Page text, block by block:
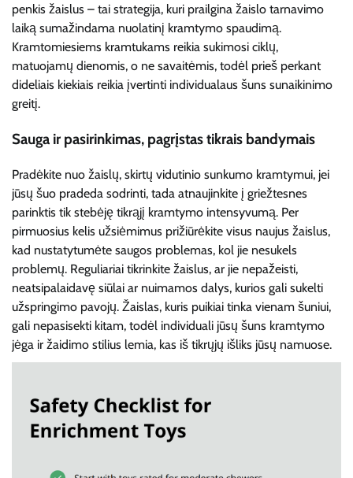
penkis žaislus – tai strategija, kuri prailgina žaislo tarnavimo
laiką sumažindama nuolatinį kramtymo spaudimą.
Kramtomiesiems kramtukams reikia sukimosi ciklų,
matuojamų dienomis, o ne savaitėmis, todėl prieš perkant
dideliais kiekiais reikia įvertinti individualaus šuns sunaikinimo
greitį.
Sauga ir pasirinkimas, pagrįstas tikrais bandymais
Pradėkite nuo žaislų, skirtų vidutinio sunkumo kramtymui, jei
jūsų šuo pradeda sodrinti, tada atnaujinkite į griežtesnes
parinktis tik stebėję tikrąjį kramtymo intensyvumą. Per
pirmuosius kelis užsiėmimus prižiūrėkite visus naujus žaislus,
kad nustatytumėte saugos problemas, kol jie nesukels
problemų. Reguliariai tikrinkite žaislus, ar jie nepažeisti,
neatsipalaidavę siūlai ar nuimamos dalys, kurios gali sukelti
užspringimo pavojų. Žaislas, kuris puikiai tinka vienam šuniui,
gali nepasisekti kitam, todėl individuali jūsų šuns kramtymo
jėga ir žaidimo stilius lemia, kas iš tikrųjų išliks jūsų namuose.